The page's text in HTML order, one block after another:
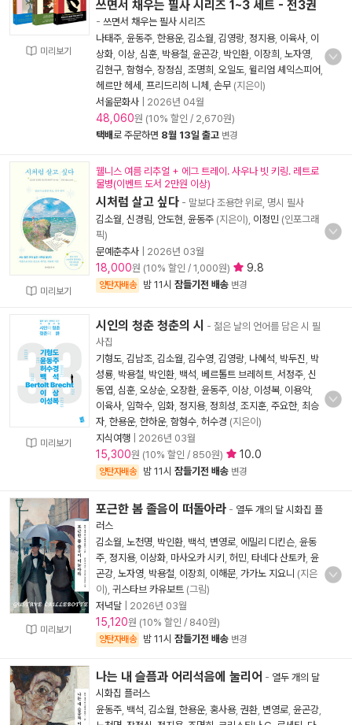
미리보기
쓰면서 채우는 필사 시리즈 1~3 세트 - 전3권
- 쓰면서 채우는 필사 시리즈
나태주 윤동주 한용운, 김소월 김영랑 정지용, 이육사 이
상화 이상 심훈 박용철 윤곤강 박인환 이장희 노자영
김현구 함형수 장정심 조명희 오일도 윌리엄 셰익스피어
헤르만 헤세
프리드리히 니체 손무 (지은이)
서울문화사
2026년 04월
48,060원 (10% 할인 / 2,670원)
택배로 주문하면 8월 13일 출고 변경
미리보기
웰니스 여름 리추얼 + 에그 트레이. 사우나 빗 키링. 레트로
물병(이벤트 도서 2만원 이상)
시처럼 살고 싶다 - 말보다 조용한 위로, 명시 필사
김소월 신경림 안도현 윤동주 (지은이), 이정민 (인포그래
픽)
문예춘추사
2026년 03월
18,000원 (10% 할인 / 1,000원) 9.8
양탄자배송 밤 11시 잠들기전 배송 변경
미리보기
시인의 청춘 청춘의 시 - 젊은 날의 언어를 담은 시 필
사집
기형도 김남조 김소월 김수영 김영랑 나혜석 박두진 박
성룡 박용철 박인환 백석 베르톨트 브레히트 서정주 신
동엽 심훈 오상순 오장환 윤동주 이상 이성복 이용악,
이육사 임학수 임화 정지용, 정희성 조지훈 주요한, 최승
자 한용운, 한하운, 함형수 허수경 (지은이)
지식여행
2026년 03월
15,300원 (10% 할인 / 850원) 10.0
양탄자배송 밤 11시 잠들기전 배송 변경
미리보기
포근한 봄 졸음이 떠돌아라 - 열두 개의 달 시화집 플
러스
김소월 노천명 박인환 백석 변영로 에밀리 디킨슨 윤동
주 정지용, 이상화 마사오카 시키 허민 타네다 산토카, 윤
곤강 노자영 박용철 이장희 이해문 가가노 지요니 (지은
이), 귀스타브 카유보트 (그림)
저녁달
2026년 03월
15,120원 (10% 할인 / 840원)
양탄자배송 밤 11시 잠들기전 배송 변경
나는 내 슬픔과 어리석음에 눌리어 - 열두 개의 달
시화집 플러스
윤동주 백석 김소월 한용운, 홍사용, 권환 변영로 윤곤강